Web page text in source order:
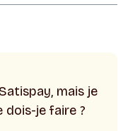
mais je
dois-je faire ?